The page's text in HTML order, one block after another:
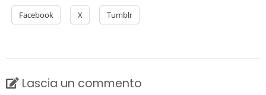
Facebook X Tumblr
Lascia un commento